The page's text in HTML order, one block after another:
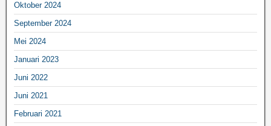
Oktober 2024
September 2024
Mei 2024
Januari 2023
Juni 2022
Juni 2021
Februari 2021